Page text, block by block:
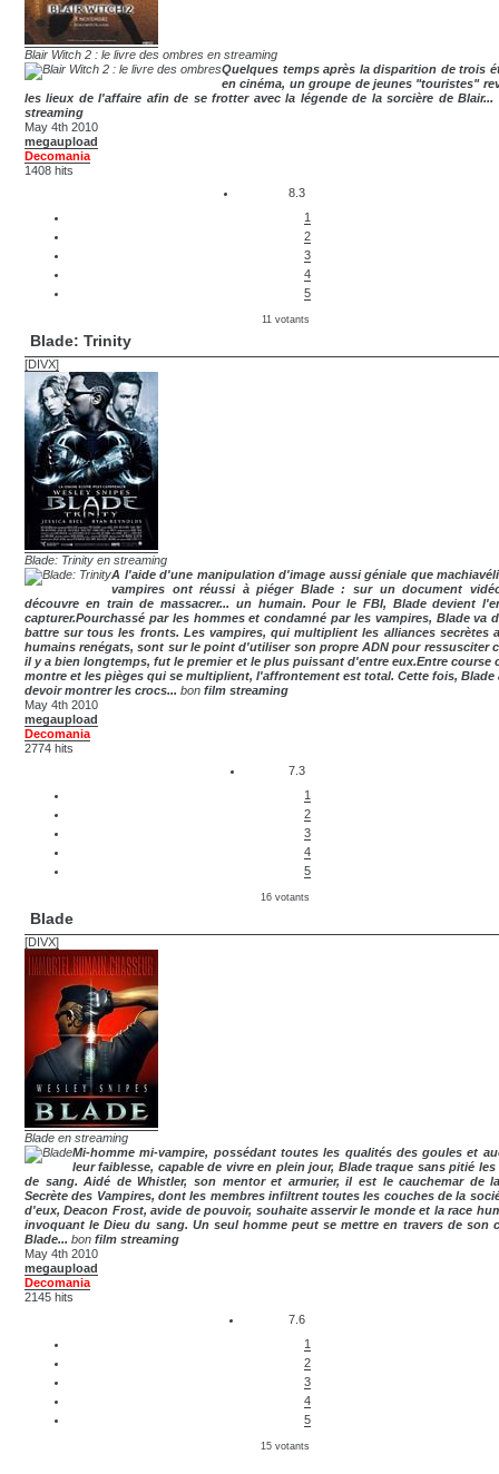
Blair Witch 2 : le livre des ombres en streaming
Quelques temps après la disparition de trois
en cinéma, un groupe de jeunes "touristes"
les lieux de l'affaire afin de se frotter avec la légende de la sorcière de Blair...
streaming
May 4th 2010
megaupload
Decomania
1408 hits
8.3
1
2
3
4
5
11 votants
Blade: Trinity
[DIVX]
Blade: Trinity en streaming
A l'aide d'une manipulation d'image aussi géniale que
vampires ont réussi à piéger Blade : sur un document
découvre en train de massacrer... un humain. Pour le FBI, Blade devient
capturer.Pourchassé par les hommes et condamné par les vampires, Blade va
battre sur tous les fronts. Les vampires, qui multiplient les alliances secrètes
humains renégats, sont sur le point d'utiliser son propre ADN pour ressusciter
il y a bien longtemps, fut le premier et le plus puissant d'entre eux.Entre course
montre et les pièges qui se multiplient, l'affrontement est total. Cette fois, Blade
devoir montrer les crocs... bon film streaming
May 4th 2010
megaupload
Decomania
2774 hits
7.3
1
2
3
4
5
16 votants
Blade
[DIVX]
Blade en streaming
Mi-homme mi-vampire, possédant toutes les qualités des goules et
leur faiblesse, capable de vivre en plein jour, Blade traque sans pitié les
de sang. Aidé de Whistler, son mentor et armurier, il est le cauchemar de
Secrète des Vampires, dont les membres infiltrent toutes les couches de la
d'eux, Deacon Frost, avide de pouvoir, souhaite asservir le monde et la race
invoquant le Dieu du sang. Un seul homme peut se mettre en travers de son
Blade... bon film streaming
May 4th 2010
megaupload
Decomania
2145 hits
7.6
1
2
3
4
5
15 votants